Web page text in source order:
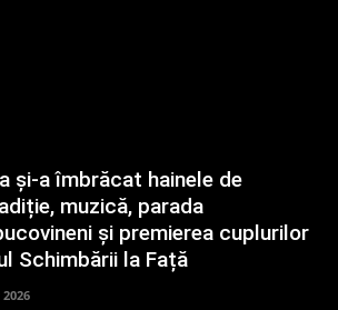
și-a îmbrăcat hainele de
muzică, parada
și premierea cuplurilor
Schimbării la Față